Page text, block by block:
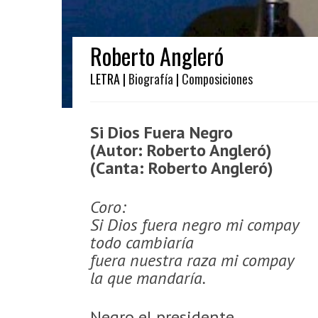
Roberto Angleró
LETRA | Biografía | Composiciones
Si Dios Fuera Negro
(Autor: Roberto Angleró)
(Canta: Roberto Angleró)
Coro:
Si Dios fuera negro mi compay
todo cambiaría
fuera nuestra raza mi compay
la que mandaría.